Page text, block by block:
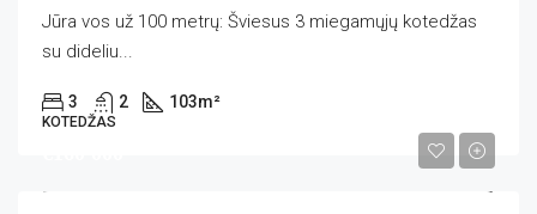
Jūra vos už 100 metrų: Šviesus 3 miegamųjų kotedžas
su dideliu...
3 2 103m²
KOTEDŽAS